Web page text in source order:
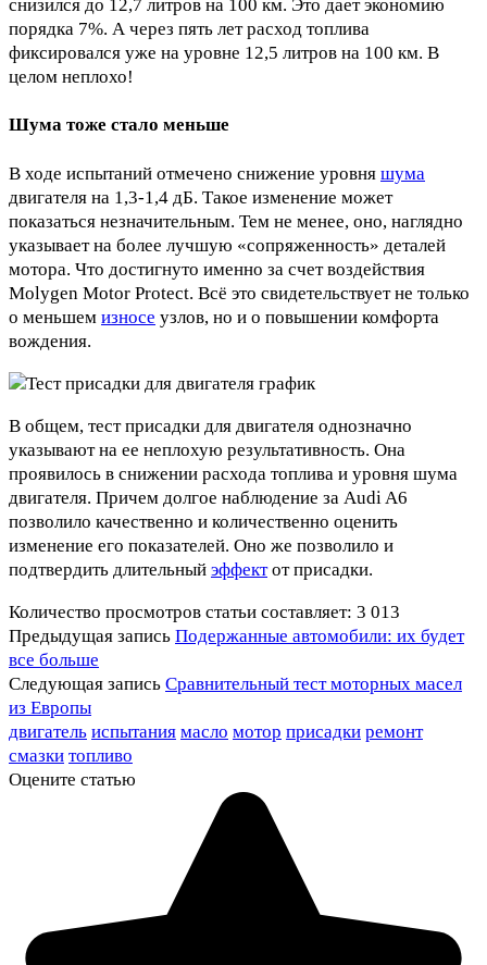
снизился до 12,7 литров на 100 км. Это дает экономию
порядка 7%. А через пять лет расход топлива
фиксировался уже на уровне 12,5 литров на 100 км. В
целом неплохо!
Шума тоже стало меньше
В ходе испытаний отмечено снижение уровня шума
двигателя на 1,3-1,4 дБ. Такое изменение может
показаться незначительным. Тем не менее, оно, наглядно
указывает на более лучшую «сопряженность» деталей
мотора. Что достигнуто именно за счет воздействия
Molygen Motor Protect. Всё это свидетельствует не только
о меньшем износе узлов, но и о повышении комфорта
вождения.
В общем, тест присадки для двигателя однозначно
указывают на ее неплохую результативность. Она
проявилось в снижении расхода топлива и уровня шума
двигателя. Причем долгое наблюдение за Audi A6
позволило качественно и количественно оценить
изменение его показателей. Оно же позволило и
подтвердить длительный эффектот присадки.
Количество просмотров статьи составляет: 3 013
Предыдущая запись Подержанные автомобили: их будет
все больше
Следующая запись Сравнительный тест моторных масел
из Европы
двигатель испытания масло мотор присадки ремонт
смазки топливо
Оцените статью